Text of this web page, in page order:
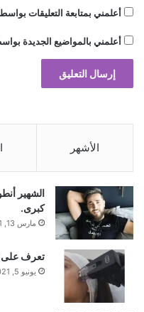
الـ14 بعيده
أعلمني بمتابعة التعليقات
أعلمني بالمواضيع الجديدة
الأشهر
الشهير
كبرى.
مارس 13, 2021
تعرف على Morpheus 8 مع الدكتور رامي عبادي
يونيو 5, 2021